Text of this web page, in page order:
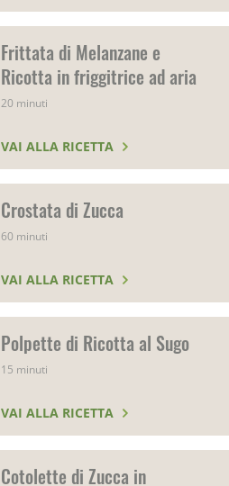
Frittata di Melanzane e
Ricotta in friggitrice ad aria
20 minuti
VAI ALLA RICETTA
Crostata di Zucca
60 minuti
VAI ALLA RICETTA
Polpette di Ricotta al Sugo
15 minuti
VAI ALLA RICETTA
Cotolette di Zucca in